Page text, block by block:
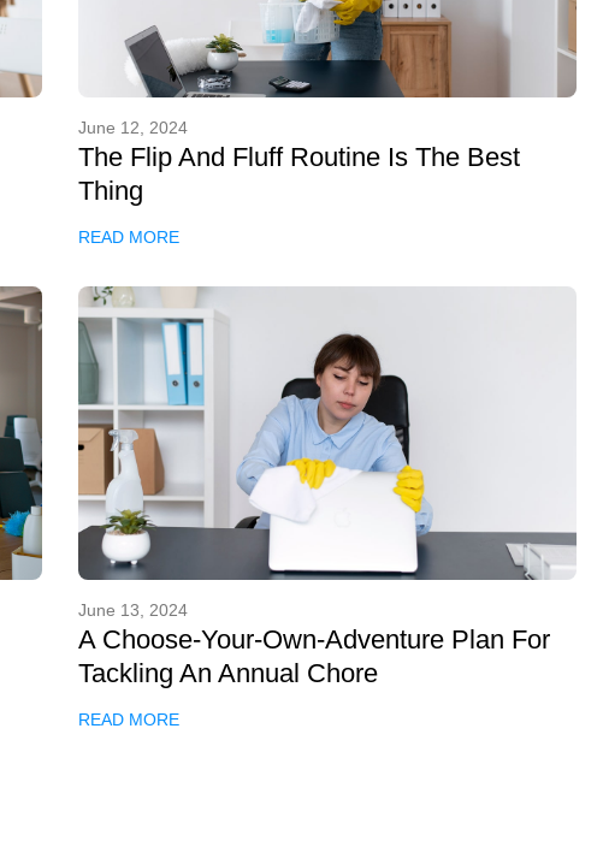
June 12, 2024
The Flip And Fluff Routine Is The Best
Thing
READ MORE
June 13, 2024
A Choose-Your-Own-Adventure Plan For
Tackling An Annual Chore
READ MORE